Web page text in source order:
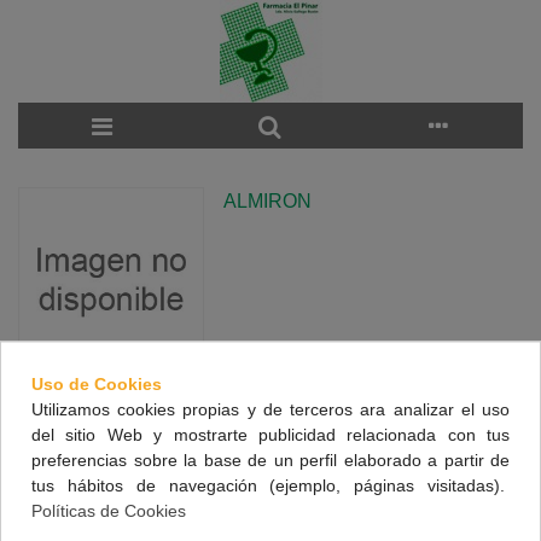
ALMIRON
There are no products on the category.
NUESTRA FARMACIA
Uso de Cookies
Utilizamos cookies propias y de terceros ara analizar el uso
del sitio Web y mostrarte publicidad relacionada con tus
preferencias sobre la base de un perfil elaborado a partir de
tus hábitos de navegación (ejemplo, páginas visitadas).
Políticas de Cookies